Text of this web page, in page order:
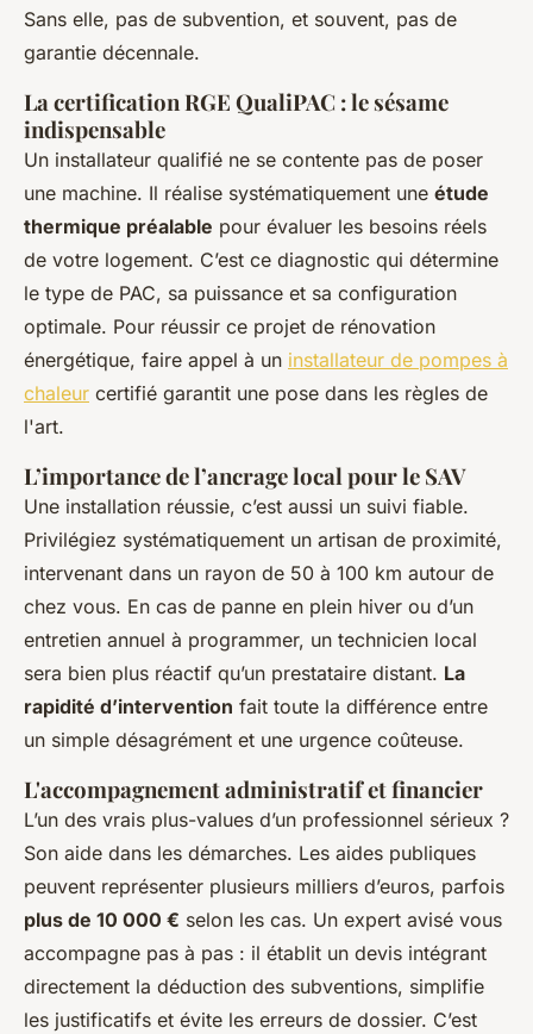
Sans elle, pas de subvention, et souvent, pas de
garantie décennale.
La certification RGE QualiPAC : le sésame
indispensable
Un installateur qualifié ne se contente pas de poser
une machine. Il réalise systématiquement une étude
thermique préalable pour évaluer les besoins réels
de votre logement. C’est ce diagnostic qui détermine
le type de PAC, sa puissance et sa configuration
optimale. Pour réussir ce projet de rénovation
énergétique, faire appel à un installateur de pompes à
chaleur certifié garantit une pose dans les règles de
l'art.
L’importance de l’ancrage local pour le SAV
Une installation réussie, c’est aussi un suivi fiable.
Privilégiez systématiquement un artisan de proximité,
intervenant dans un rayon de 50 à 100 km autour de
chez vous. En cas de panne en plein hiver ou d’un
entretien annuel à programmer, un technicien local
sera bien plus réactif qu’un prestataire distant. La
rapidité d’intervention fait toute la différence entre
un simple désagrément et une urgence coûteuse.
L'accompagnement administratif et financier
L’un des vrais plus-values d’un professionnel sérieux ?
Son aide dans les démarches. Les aides publiques
peuvent représenter plusieurs milliers d’euros, parfois
plus de 10 000 € selon les cas. Un expert avisé vous
accompagne pas à pas : il établit un devis intégrant
directement la déduction des subventions, simplifie
les justificatifs et évite les erreurs de dossier. C’est